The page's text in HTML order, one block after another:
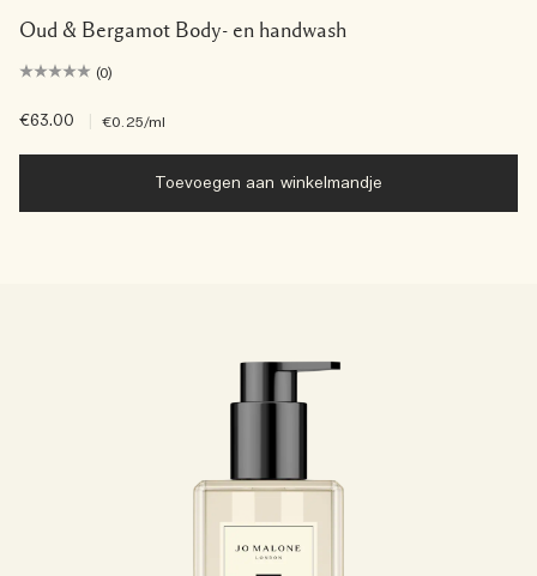
Oud & Bergamot Body- en handwash
(0)
€63.00 €0.25/ml
Toevoegen aan winkelmandje